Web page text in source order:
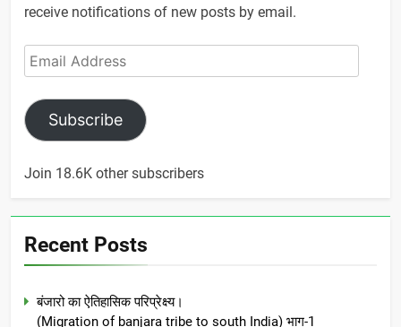
receive notifications of new posts by email.
Email
Address
Subscribe
Join 18.6K other subscribers
Recent Posts
बंजारो का ऐतिहासिक परिप्रेक्ष्य।
(Migration of banjara tribe to south India) भाग-1